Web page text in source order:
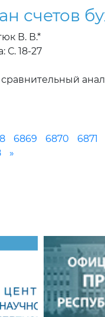
счетов
В. В.*
С. 18-27
6869 6870 6871
»